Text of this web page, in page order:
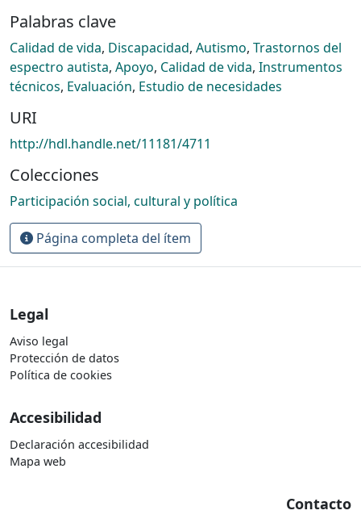
Palabras clave
Calidad de vida, Discapacidad, Autismo, Trastornos del
espectro autista, Apoyo, Calidad de vida, Instrumentos
técnicos, Evaluación, Estudio de necesidades
URI
http://hdl.handle.net/11181/4711
Colecciones
Participación social, cultural y política
Página completa del ítem
Legal
Aviso legal
Protección de datos
Política de cookies
Accesibilidad
Declaración accesibilidad
Mapa web
Contacto